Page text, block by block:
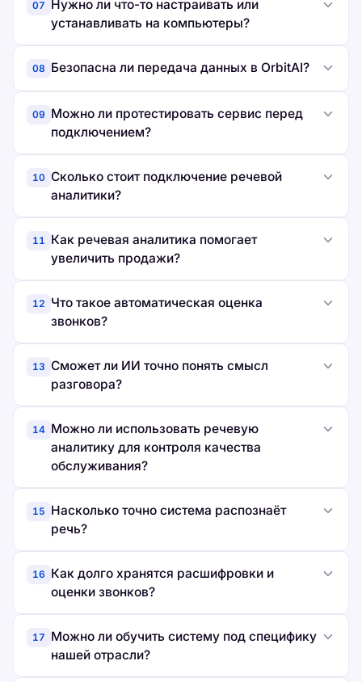
07 Нужно ли что-то настраивать или
устанавливать на компьютеры?
08 Безопасна ли передача данных в OrbitAI?
09 Можно ли протестировать сервис перед
подключением?
10 Сколько стоит подключение речевой
аналитики?
11 Как речевая аналитика помогает
увеличить продажи?
12 Что такое автоматическая оценка
звонков?
13 Сможет ли ИИ точно понять смысл
разговора?
14 Можно ли использовать речевую
аналитику для контроля качества
обслуживания?
15 Насколько точно система распознаёт
речь?
16 Как долго хранятся расшифровки и
оценки звонков?
17 Можно ли обучить систему под специфику
нашей отрасли?